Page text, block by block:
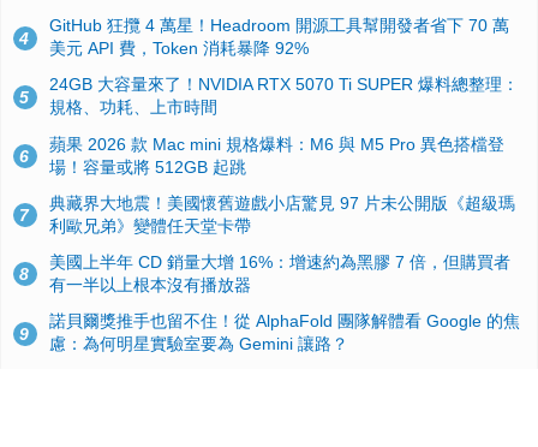
4
GitHub 狂攬 4 萬星！Headroom 開源工具幫開發者省下 70 萬
美元 API 費，Token 消耗暴降 92%
5
24GB 大容量來了！NVIDIA RTX 5070 Ti SUPER 爆料總整理：
規格、功耗、上市時間
6
蘋果 2026 款 Mac mini 規格爆料：M6 與 M5 Pro 異色搭檔登
場！容量或將 512GB 起跳
7
典藏界大地震！美國懷舊遊戲小店驚見 97 片未公開版《超級瑪
利歐兄弟》變體任天堂卡帶
8
美國上半年 CD 銷量大增 16%：增速約為黑膠 7 倍，但購買者
有一半以上根本沒有播放器
9
諾貝爾獎推手也留不住！從 AlphaFold 團隊解體看 Google 的焦
慮：為何明星實驗室要為 Gemini 讓路？